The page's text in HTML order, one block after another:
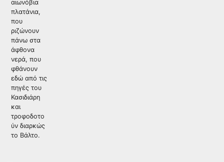
αιωνόβια
πλατάνια,
που
ριζώνουν
πάνω στα
άφθονα
νερά, που
φθάνουν
εδώ από τις
πηγές του
Κασιδιάρη
και
τροφοδοτο
ύν διαρκώς
το Βάλτο.